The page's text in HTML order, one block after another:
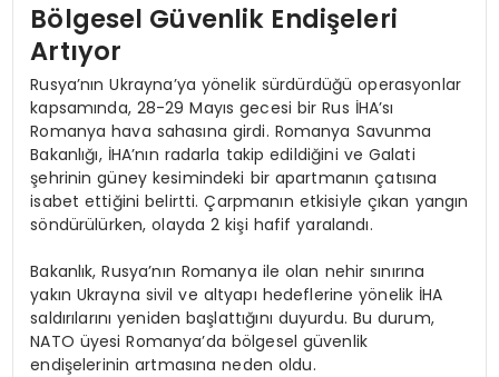
Bölgesel Güvenlik Endişeleri
Artıyor
Rusya’nın Ukrayna’ya yönelik sürdürdüğü operasyonlar
kapsamında, 28-29 Mayıs gecesi bir Rus İHA’sı
Romanya hava sahasına girdi. Romanya Savunma
Bakanlığı, İHA’nın radarla takip edildiğini ve Galati
şehrinin güney kesimindeki bir apartmanın çatısına
isabet ettiğini belirtti. Çarpmanın etkisiyle çıkan yangın
söndürülürken, olayda 2 kişi hafif yaralandı.
Bakanlık, Rusya’nın Romanya ile olan nehir sınırına
yakın Ukrayna sivil ve altyapı hedeflerine yönelik İHA
saldırılarını yeniden başlattığını duyurdu. Bu durum,
NATO üyesi Romanya’da bölgesel güvenlik
endişelerinin artmasına neden oldu.